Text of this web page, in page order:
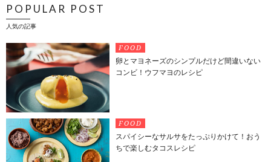
POPULAR POST
人気の記事
FOOD
卵とマヨネーズのシンプルだけど間違いない
コンビ！ウフマヨのレシピ
FOOD
スパイシーなサルサをたっぷりかけて！おう
ちで楽しむタコスレシピ